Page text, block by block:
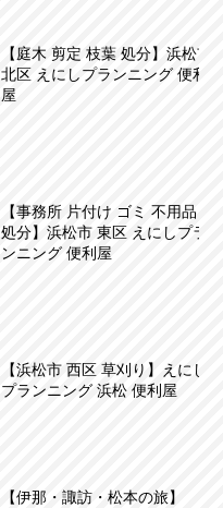
【庭木 剪定 枝葉 処分】浜松市
北区 えにしプランニング 便利
屋
【事務所 片付け ゴミ 不用品
処分】浜松市 東区 えにしプラ
ンニング 便利屋
【浜松市 西区 草刈り】えにし
プランニング 浜松 便利屋
【伊那・諏訪・松本の旅】